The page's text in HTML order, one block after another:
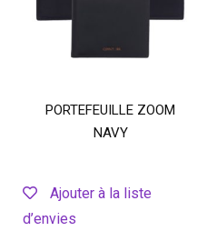
PORTEFEUILLE ZOOM
NAVY
Ajouter à la liste
d’envies